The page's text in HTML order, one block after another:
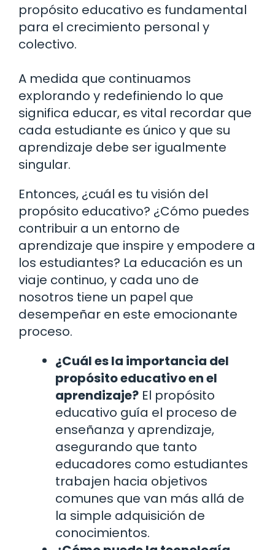
propósito educativo es fundamental
para el crecimiento personal y
colectivo.
A medida que continuamos
explorando y redefiniendo lo que
significa educar, es vital recordar que
cada estudiante es único y que su
aprendizaje debe ser igualmente
singular.
Entonces, ¿cuál es tu visión del
propósito educativo? ¿Cómo puedes
contribuir a un entorno de
aprendizaje que inspire y empodere a
los estudiantes? La educación es un
viaje continuo, y cada uno de
nosotros tiene un papel que
desempeñar en este emocionante
proceso.
¿Cuál es la importancia del
propósito educativo en el
aprendizaje? El propósito
educativo guía el proceso de
enseñanza y aprendizaje,
asegurando que tanto
educadores como estudiantes
trabajen hacia objetivos
comunes que van más allá de
la simple adquisición de
conocimientos.